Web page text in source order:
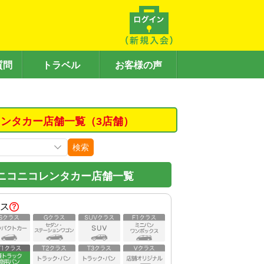
問 トラベル お客様の声
タカー店舗一覧（3店舗）
検索
コニコレンタカー店舗一覧